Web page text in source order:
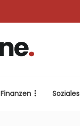
Finanzen Soziales